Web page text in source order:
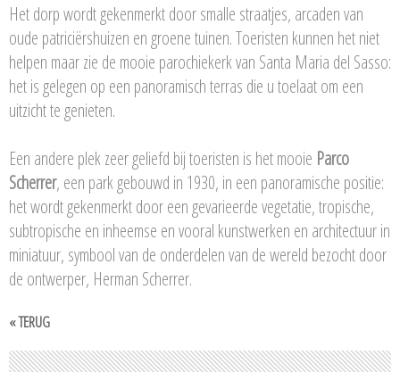
Het dorp wordt gekenmerkt door smalle straatjes, arcaden van
oude patriciërshuizen en groene tuinen. Toeristen kunnen het niet
helpen maar zie de mooie parochiekerk van Santa Maria del Sasso:
het is gelegen op een panoramisch terras die u toelaat om een
uitzicht te genieten.
Een andere plek zeer geliefd bij toeristen is het mooie Parco
Scherrer, een park gebouwd in 1930, in een panoramische positie:
het wordt gekenmerkt door een gevarieerde vegetatie, tropische,
subtropische en inheemse en vooral kunstwerken en architectuur in
miniatuur, symbool van de onderdelen van de wereld bezocht door
de ontwerper, Herman Scherrer.
« TERUG